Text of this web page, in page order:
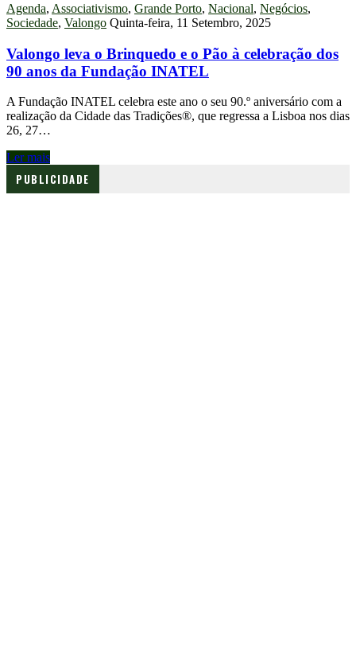
Agenda, Associativismo, Grande Porto, Nacional, Negócios,
Sociedade, Valongo Quinta-feira, 11 Setembro, 2025
Valongo leva o Brinquedo e o Pão à celebração dos
90 anos da Fundação INATEL
A Fundação INATEL celebra este ano o seu 90.º aniversário com a
realização da Cidade das Tradições®, que regressa a Lisboa nos dias
26, 27…
Ler mais
PUBLICIDADE